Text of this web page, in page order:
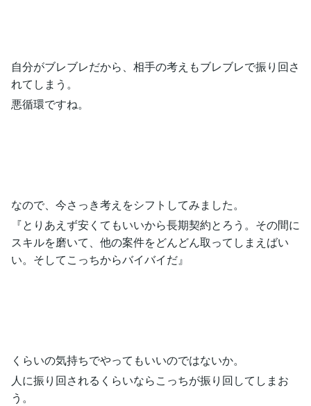
自分がブレブレだから、相手の考えもブレブレで振り回さ
れてしまう。
悪循環ですね。
なので、今さっき考えをシフトしてみました。
『とりあえず安くてもいいから長期契約とろう。その間に
スキルを磨いて、他の案件をどんどん取ってしまえばい
い。そしてこっちからバイバイだ』
くらいの気持ちでやってもいいのではないか。
人に振り回されるくらいならこっちが振り回してしまお
う。